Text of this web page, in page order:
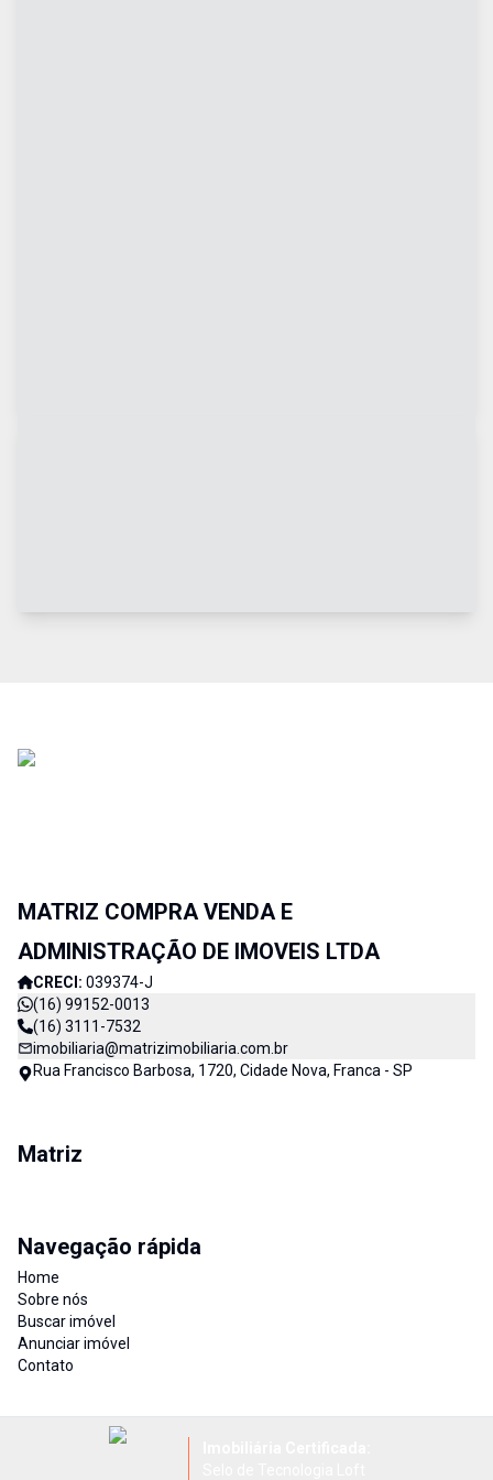
MATRIZ COMPRA VENDA E
ADMINISTRAÇÃO DE IMOVEIS LTDA
CRECI: 039374-J
(16) 99152-0013
(16) 3111-7532
imobiliaria@matrizimobiliaria.com.br
Rua Francisco Barbosa, 1720, Cidade Nova, Franca - SP
Matriz
Navegação rápida
Home
Sobre nós
Buscar imóvel
Anunciar imóvel
Contato